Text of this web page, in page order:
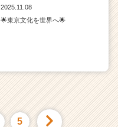
2025.11.08
🌟東京文化を世界へ🌟
5